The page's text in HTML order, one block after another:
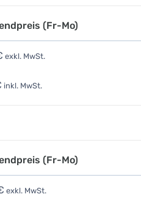
(Fr-Mo)
exkl. MwSt.
inkl. MwSt.
(Fr-Mo)
exkl. MwSt.